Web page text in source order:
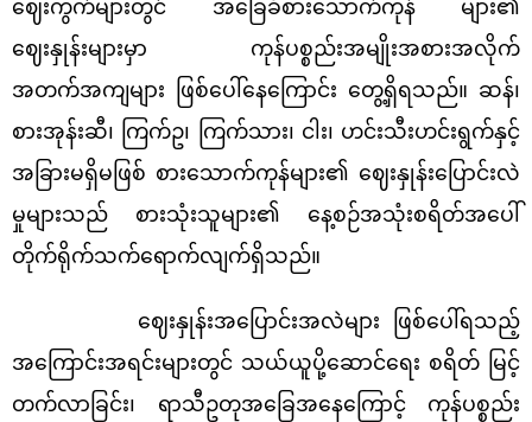
ဈေးကွက်များတွင် အခြေခံစားသောက်ကုန် များ၏
ဈေးနှုန်းများမှာ ကုန်ပစ္စည်းအမျိုးအစားအလိုက်
အတက်အကျများ ဖြစ်ပေါ်နေကြောင်း တွေ့ရှိရသည်။ ဆန်၊
စားအုန်းဆီ၊ ကြက်ဥ၊ ကြက်သား၊ ငါး၊ ဟင်းသီးဟင်းရွက်နှင့်
အခြားမရှိမဖြစ် စားသောက်ကုန်များ၏ ဈေးနှုန်းပြောင်းလဲ
မှုများသည် စားသုံးသူများ၏ နေ့စဉ်အသုံးစရိတ်အပေါ်
တိုက်ရိုက်သက်ရောက်လျက်ရှိသည်။
ဈေးနှုန်းအပြောင်းအလဲများ ဖြစ်ပေါ်ရသည့်
အကြောင်းအရင်းများတွင် သယ်ယူပို့ဆောင်ရေး စရိတ် မြင့်
တက်လာခြင်း၊ ရာသီဥတုအခြေအနေကြောင့် ကုန်ပစ္စည်း